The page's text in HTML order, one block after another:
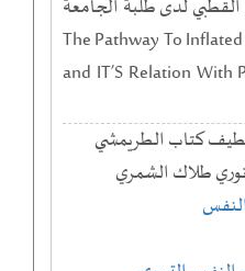
القطبي لدى طلبة الجامعة
== The Pathway To
and IT’S Relation
كتاب الطريمشي
طلاك الشمري